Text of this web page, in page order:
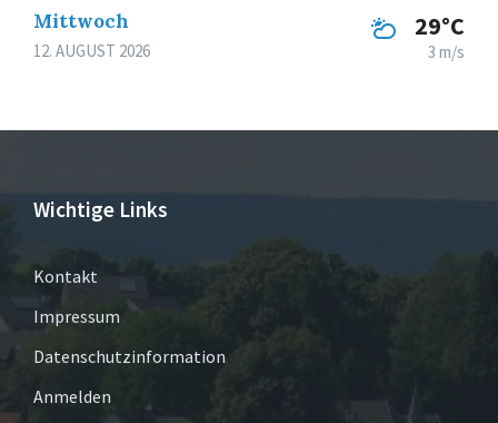
Mittwoch
12. AUGUST 2026
29°C
3 m/s
Wichtige Links
Kontakt
Impressum
Datenschutzinformation
Anmelden